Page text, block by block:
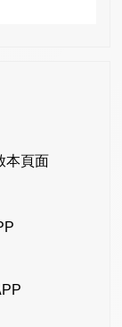
本頁面